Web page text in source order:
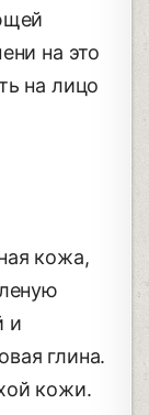
на это
на лицо
кожа,
и
глина.
кожи.